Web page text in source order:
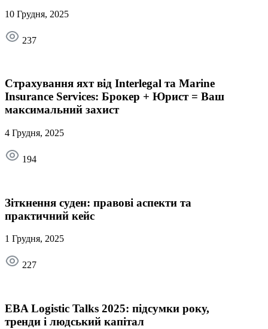
10 Грудня, 2025
237
Страхування яхт від Interlegal та Marine
Insurance Services: Брокер + Юрист = Ваш
максимальний захист
4 Грудня, 2025
194
Зіткнення суден: правові аспекти та
практичний кейс
1 Грудня, 2025
227
EBA Logistic Talks 2025: підсумки року,
тренди і людський капітал